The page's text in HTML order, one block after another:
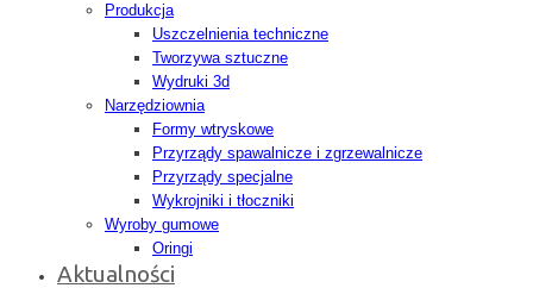
Produkcja
Uszczelnienia techniczne
Tworzywa sztuczne
Wydruki 3d
Narzędziownia
Formy wtryskowe
Przyrządy spawalnicze i zgrzewalnicze
Przyrządy specjalne
Wykrojniki i tłoczniki
Wyroby gumowe
Oringi
Aktualności